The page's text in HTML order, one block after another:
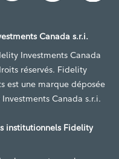
Canada s.r.i.
Investments Canada
réservés. Fidelity
est une marque déposée
Canada s.r.i.
institutionnels Fidelity